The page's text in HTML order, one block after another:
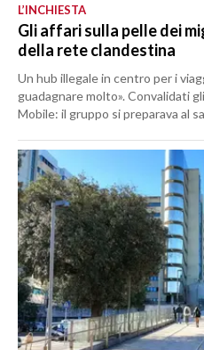
L’INCHIESTA
Gli affari sulla pelle dei
della rete clandestina
Un hub illegale in centro per i
guadagnare molto». Convalidati
Mobile: il gruppo si preparava al